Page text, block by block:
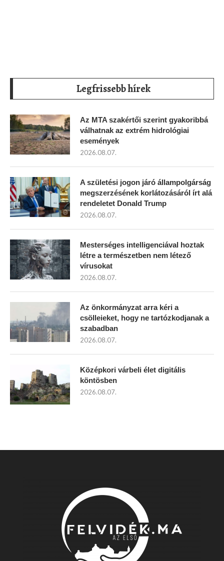
Legfrissebb hírek
Az MTA szakértői szerint gyakoribbá
válhatnak az extrém hidrológiai
események
2026.08.07.
A születési jogon járó állampolgárság
megszerzésének korlátozásáról írt alá
rendeletet Donald Trump
2026.08.07.
Mesterséges intelligenciával hoztak
létre a természetben nem létező
vírusokat
2026.08.07.
Az önkormányzat arra kéri a
csölleieket, hogy ne tartózkodjanak a
szabadban
2026.08.07.
Középkori várbeli élet digitális
köntösben
2026.08.07.